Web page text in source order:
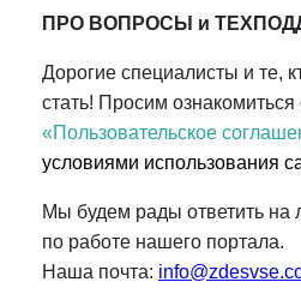
ПРО ВОПРОСЫ и
Дорогие специалисты и те,
стать! Просим ознакомиться
«Пользовательское
условиями использования
Мы будем рады ответить
по работе нашего портала.
Наша почта: